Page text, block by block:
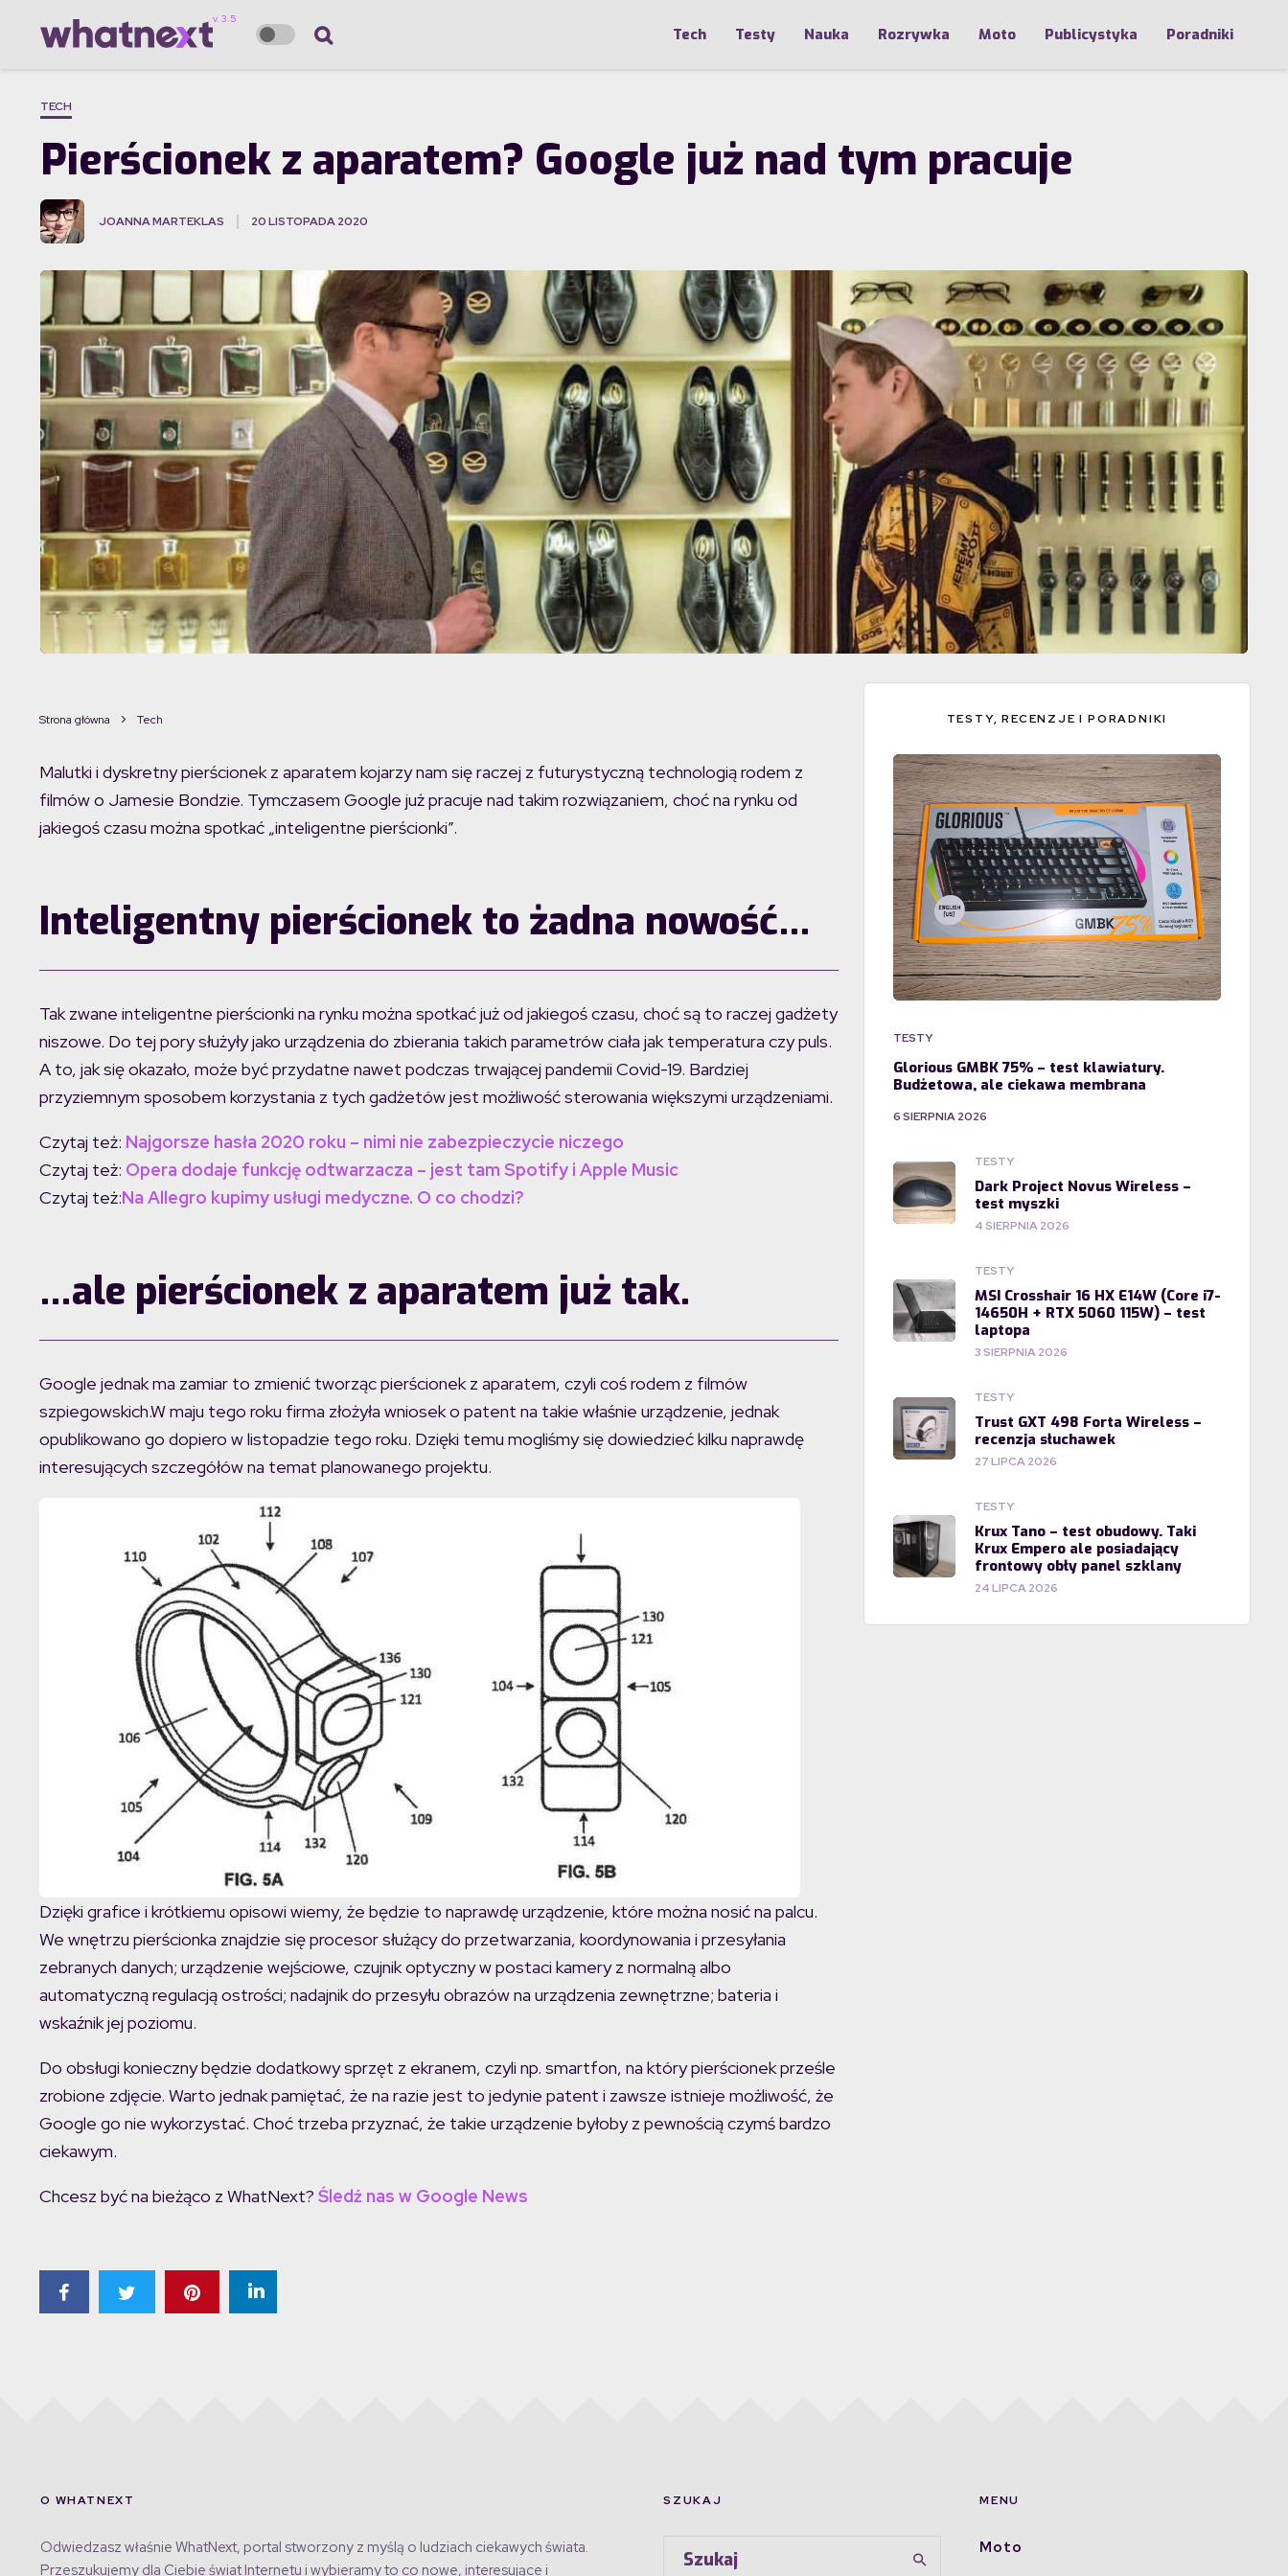
Tech Testy Nauka Rozrywka Moto Publicystyka Poradniki
TECH
Pierścionek z aparatem? Google już nad tym pracuje
JOANNA MARTEKLAS 20 LISTOPADA 2020
Strona główna Tech
Malutki i dyskretny pierścionek z aparatem kojarzy nam się raczej z futurystyczną technologią rodem z
filmów o Jamesie Bondzie. Tymczasem Google już pracuje nad takim rozwiązaniem, choć na rynku od
jakiegoś czasu można spotkać „inteligentne pierścionki”.
Inteligentny pierścionek to żadna nowość…
Tak zwane inteligentne pierścionki na rynku można spotkać już od jakiegoś czasu, choć są to raczej gadżety
niszowe. Do tej pory służyły jako urządzenia do zbierania takich parametrów ciała jak temperatura czy puls.
A to, jak się okazało, może być przydatne nawet podczas trwającej pandemii Covid-19. Bardziej
przyziemnym sposobem korzystania z tych gadżetów jest możliwość sterowania większymi urządzeniami.
Czytaj też: Najgorsze hasła 2020 roku – nimi nie zabezpieczycie niczego
Czytaj też: Opera dodaje funkcję odtwarzacza – jest tam Spotify i Apple Music
Czytaj też:Na Allegro kupimy usługi medyczne. O co chodzi?
…ale pierścionek z aparatem już tak.
Google jednak ma zamiar to zmienić tworząc pierścionek z aparatem, czyli coś rodem z filmów
szpiegowskich.W maju tego roku firma złożyła wniosek o patent na takie właśnie urządzenie, jednak
opublikowano go dopiero w listopadzie tego roku. Dzięki temu mogliśmy się dowiedzieć kilku naprawdę
interesujących szczegółów na temat planowanego projektu.
Dzięki grafice i krótkiemu opisowi wiemy, że będzie to naprawdę urządzenie, które można nosić na palcu.
We wnętrzu pierścionka znajdzie się procesor służący do przetwarzania, koordynowania i przesyłania
zebranych danych; urządzenie wejściowe, czujnik optyczny w postaci kamery z normalną albo
automatyczną regulacją ostrości; nadajnik do przesyłu obrazów na urządzenia zewnętrzne; bateria i
wskaźnik jej poziomu.
Do obsługi konieczny będzie dodatkowy sprzęt z ekranem, czyli np. smartfon, na który pierścionek prześle
zrobione zdjęcie. Warto jednak pamiętać, że na razie jest to jedynie patent i zawsze istnieje możliwość, że
Google go nie wykorzystać. Choć trzeba przyznać, że takie urządzenie byłoby z pewnością czymś bardzo
ciekawym.
Chcesz być na bieżąco z WhatNext? Śledź nas w Google News
TESTY, RECENZJE I PORADNIKI
TESTY
Glorious GMBK 75% – test klawiatury.
Budżetowa, ale ciekawa membrana
6 SIERPNIA 2026
TESTY
Dark Project Novus Wireless –
test myszki
4 SIERPNIA 2026
TESTY
MSI Crosshair 16 HX E14W (Core i7-
14650H + RTX 5060 115W) – test
laptopa
3 SIERPNIA 2026
TESTY
Trust GXT 498 Forta Wireless –
recenzja słuchawek
27 LIPCA 2026
TESTY
Krux Tano – test obudowy. Taki
Krux Empero ale posiadający
frontowy obły panel szklany
24 LIPCA 2026
O WHATNEXT
Odwiedzasz właśnie WhatNext, portal stworzony z myślą o ludziach ciekawych świata.
Przeszukujemy dla Ciebie świat Internetu i wybieramy to co nowe, interesujące i
SZUKAJ MENU
Moto